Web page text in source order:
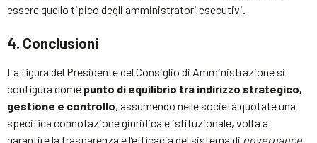
essere quello tipico degli amministratori esecutivi.
4. Conclusioni
La figura del Presidente del Consiglio di Amministrazione si
configura come punto di equilibrio tra indirizzo strategico,
gestione e controllo, assumendo nelle società quotate una
specifica connotazione giuridica e istituzionale, volta a
garantire la trasparenza e l’efficacia del sistema di governance.